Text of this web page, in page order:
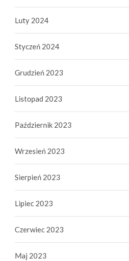
Luty 2024
Styczeń 2024
Grudzień 2023
Listopad 2023
Październik 2023
Wrzesień 2023
Sierpień 2023
Lipiec 2023
Czerwiec 2023
Maj 2023